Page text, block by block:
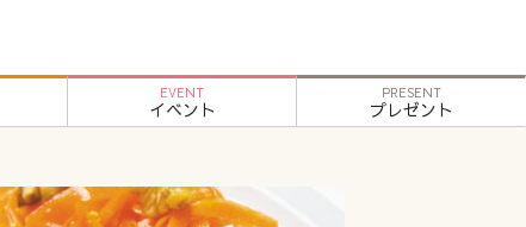
EVENT
イベント
PRESENT
プレゼント